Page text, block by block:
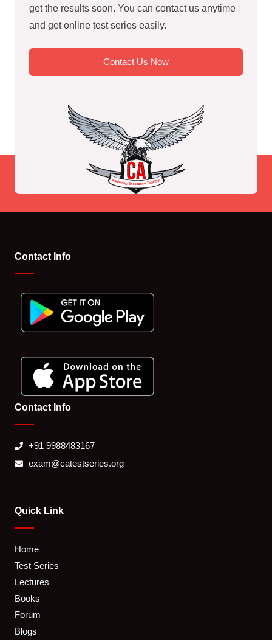
get the results soon. You can contact us anytime
and get online test series easily.
Contact Us Now
Quick Link
Home
Test Series
Lectures
Books
Forum
Blogs
Contact Info
+91 9988483167
exam@catestseries.org
Contact Info